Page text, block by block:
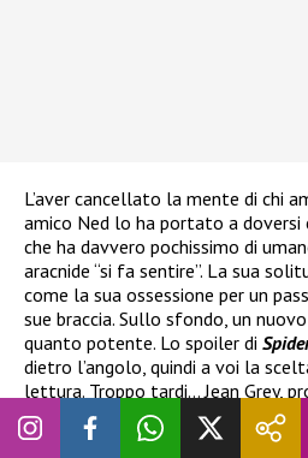
L’aver cancellato la mente di chi
amico Ned lo ha portato a doversi
che ha davvero pochissimo di
aracnide “si fa sentire”. La sua
come la sua ossessione per un
sue braccia. Sullo sfondo, un
quanto potente. Lo spoiler di
dietro l’angolo, quindi a voi la
lettura. Troppo tardi… Jean Grey,
degli X-Men (ampiamente
sorprendente).